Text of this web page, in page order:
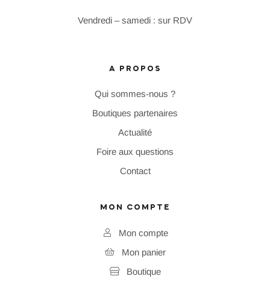
Vendredi – samedi : sur RDV
A PROPOS
Qui sommes-nous ?
Boutiques partenaires
Actualité
Foire aux questions
Contact
MON COMPTE
Mon compte
Mon panier
Boutique